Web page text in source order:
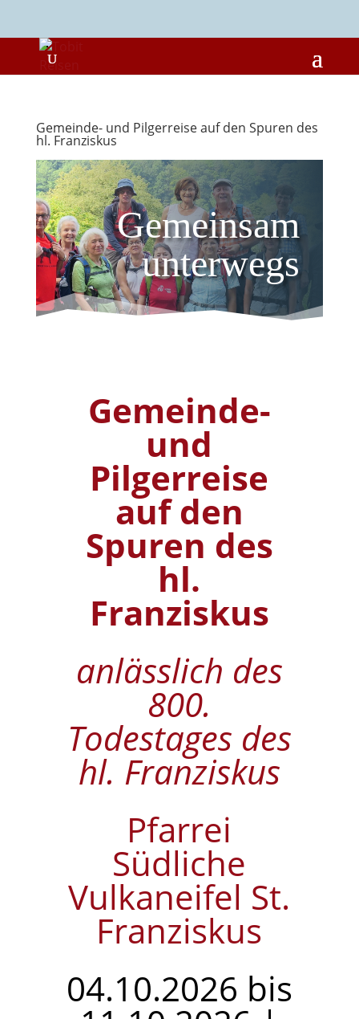
Gemeinde- und Pilgerreise auf den Spuren des
hl. Franziskus
Gemeinsam
unterwegs
Gemeinde-
und
Pilgerreise
auf den
Spuren des
hl.
Franziskus
anlässlich des
800.
Todestages des
hl. Franziskus
Pfarrei
Südliche
Vulkaneifel St.
Franziskus
04.10.2026 bis